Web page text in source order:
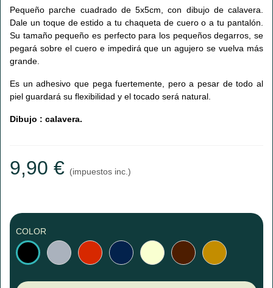
(7 reseñas)
Pequeño parche cuadrado de 5x5cm, con dibujo de calavera.
Dale un toque de estido a tu chaqueta de cuero o a tu pantalón.
Su tamaño pequeño es perfecto para los pequeños degarros, se
pegará sobre el cuero e impedirá que un agujero se vuelva más
grande.
Es un adhesivo que pega fuertemente, pero a pesar de todo al
piel guardará su flexibilidad y el tocado será natural.
Dibujo : calavera.
9,90 € (impuestos inc.)
COLOR
Negro
Gris Rojo
Azul
marino
Blanco
marfil
Marrón
oscuro
Castaño